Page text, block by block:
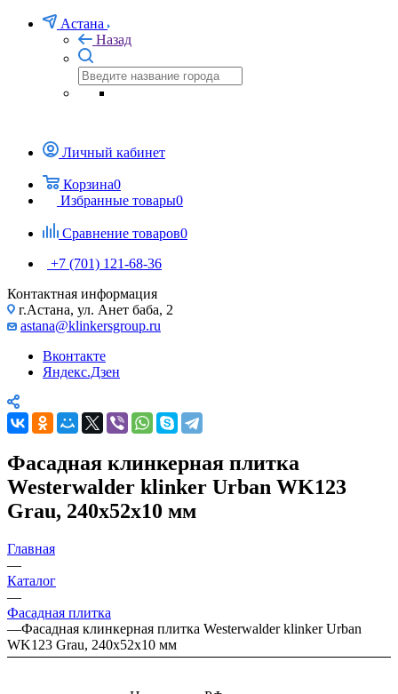
Астана
Назад
Личный кабинет
Корзина0
Избранные товары0
Сравнение товаров0
+7 (701) 121-68-36
Контактная информация
г.Астана, ул. Анет баба, 2
astana@klinkersgroup.ru
Вконтакте
Яндекс.Дзен
Фасадная клинкерная плитка
Westerwalder klinker Urban WK123
Grau, 240х52х10 мм
Главная
—
Каталог
—
Фасадная плитка
—Фасадная клинкерная плитка Westerwalder klinker Urban
WK123 Grau, 240х52х10 мм